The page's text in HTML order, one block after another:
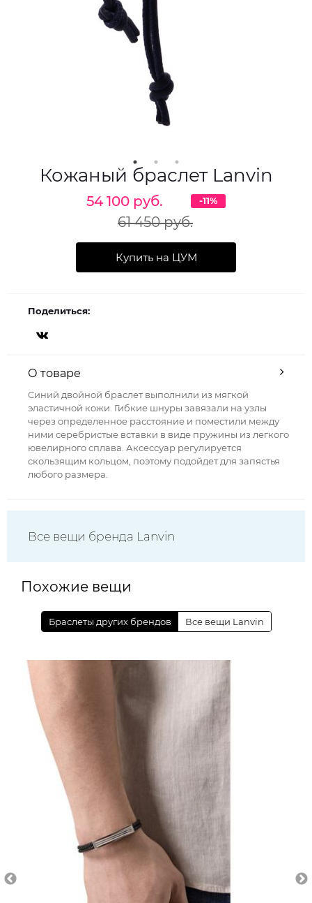
Кожаный браслет Lanvin
54 100 руб.
61 450 руб.
-11%
Купить на ЦУМ
Поделиться:
О товаре
Синий двойной браслет выполнили из мягкой
эластичной кожи. Гибкие шнуры завязали на узлы
через определенное расстояние и поместили между
ними серебристые вставки в виде пружины из легкого
ювелирного сплава. Аксессуар регулируется
скользящим кольцом, поэтому подойдет для запястья
любого размера.
Все вещи бренда Lanvin
Похожие вещи
Браслеты других брендов Все вещи Lanvin